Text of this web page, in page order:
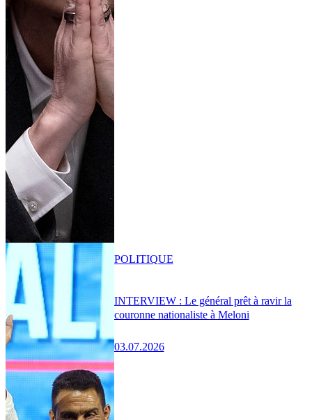
INTERVIEW : Le général prêt à ravir la
couronne nationaliste à Meloni
03.07.2026
POLITIQUE